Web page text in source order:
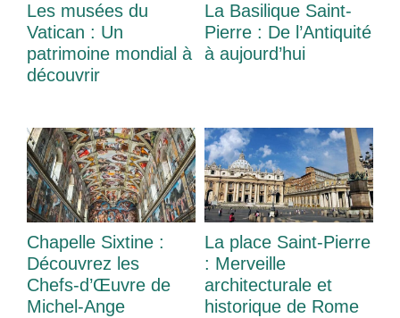
Les musées du
Vatican : Un
patrimoine mondial à
découvrir
La Basilique Saint-
Pierre : De l’Antiquité
à aujourd’hui
Chapelle Sixtine :
Découvrez les
Chefs-d’Œuvre de
Michel-Ange
La place Saint-Pierre
: Merveille
architecturale et
historique de Rome